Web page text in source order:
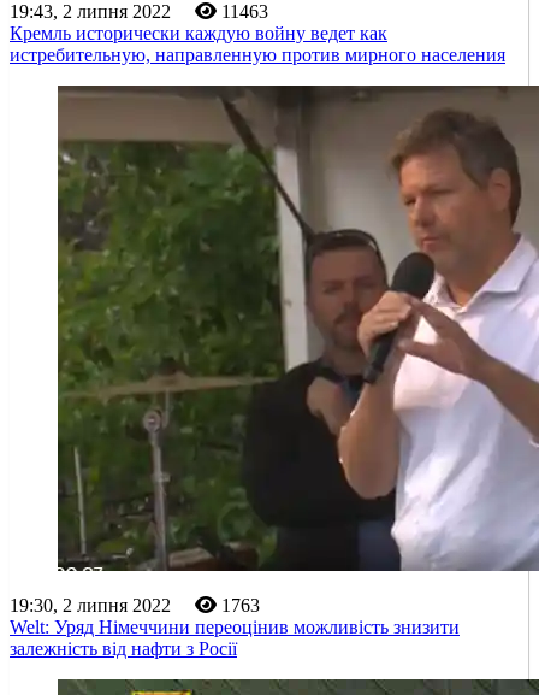
19:43, 2 липня 2022
11463
Кремль исторически каждую войну ведет как
истребительную, направленную против мирного населения
19:30, 2 липня 2022
1763
Welt: Уряд Німеччини переоцінив можливість знизити
залежність від нафти з Росії